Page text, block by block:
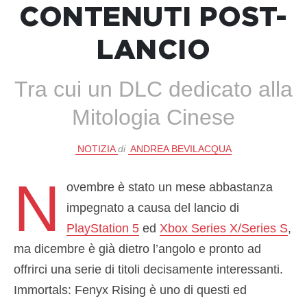
CONTENUTI POST-
LANCIO
Tra cui un DLC dedicato alla
Mitologia Cinese
NOTIZIA di ANDREA BEVILACQUA
N
ovembre è stato un mese abbastanza
impegnato a causa del lancio di
PlayStation 5 edXbox Series X/Series S,
ma dicembre è già dietro l’angolo e pronto ad
offrirci una serie di titoli decisamente interessanti.
Immortals: Fenyx Rising è uno di questi ed